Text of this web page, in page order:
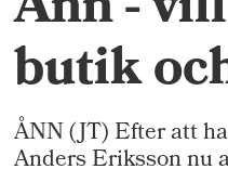
butik
ÅNN (JT) Efter att
Anders Eriksson nu